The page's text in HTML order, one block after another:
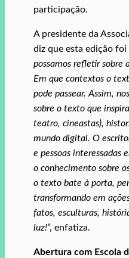
participação.
A presidente da
diz que esta edição foi
possamos refletir sobre
Em que contextos o
pode passear. Assim,
sobre o texto que
teatro, cineastas),
mundo digital. O
e pessoas interessadas
o conhecimento sobre
o texto bate à porta,
transformando em
fatos, esculturas,
luz!”, enfatiza.
Abertura com Escola